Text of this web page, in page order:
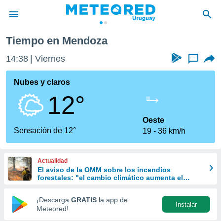
de
ha
calidad.
a este
las
y
forma
digital
basada
Tiempo en Mendoza
14:38 Viernes ...
Nubes y claros
12°
Sensación de 12°
Oeste
19
36 km/h
Actualidad
El aviso de la OMM sobre los incendios
forestales: "el cambio climático aumenta el
¡Descarga GRATIS la app de
Meteored!
Instalar